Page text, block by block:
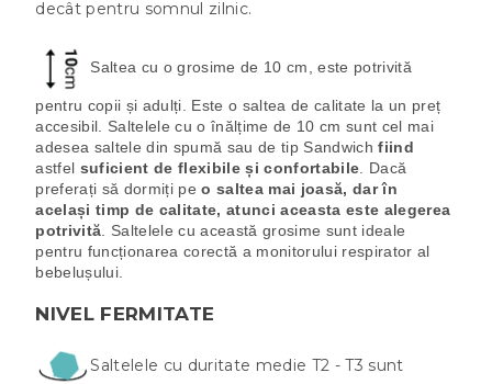
decât pentru somnul zilnic.
Saltea cu o grosime de 10 cm, este potrivită
pentru copii și adulți. Este o saltea de calitate la un preț
accesibil. Saltelele cu o înălțime de 10 cm sunt cel mai
adesea saltele din spumă sau de tip Sandwichfiind
astfel suficient de flexibile și confortabile . Dacă
preferați să dormiți peo saltea mai joasă, dar în
același timp de calitate, atunci aceasta este alegerea
potrivită . Saltelele cu această grosime sunt ideale
pentru funcționarea corectă a monitorului respirator al
bebelușului.
NIVEL FERMITATE
Saltelele cu duritate medie T2 - T3 sunt